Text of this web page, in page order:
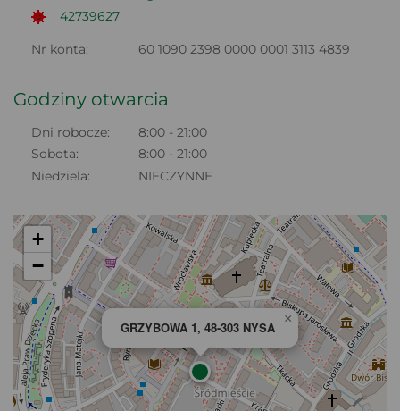
42739627
Nr konta: 60 1090 2398 0000 0001 3113 4839
Godziny otwarcia
Dni robocze:
8:00 - 21:00
Sobota:
8:00 - 21:00
Niedziela:
NIECZYNNE
GRZYBOWA 1, 48-303 NYSA
×
+
−